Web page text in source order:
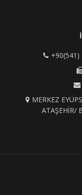
MERKEZ
ATAŞEHİR/